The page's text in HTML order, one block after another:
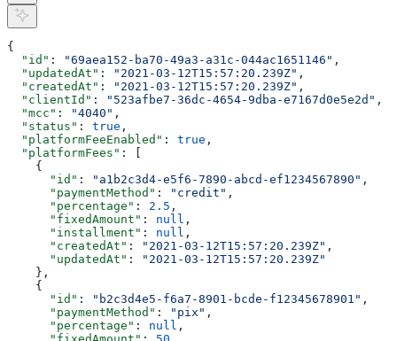
{
  "id"
: "69aea152-ba70-49a3-a31c-044ac1651146" ,
  "updatedAt"
: "2021-03-12T15:57:20.239Z" ,
  "createdAt"
: "2021-03-12T15:57:20.239Z" ,
  "clientId"
: "523afbe7-36dc-4654-9dba-e7167d0e5e2d" ,
  "mcc"
: "4040" ,
  "status"
: true ,
  "platformFeeEnabled"
: true ,
  "platformFees"
: [
    {
      "id"
: "a1b2c3d4-e5f6-7890-abcd-ef1234567890" ,
      "paymentMethod"
: "credit" ,
      "percentage"
: 2.5 ,
      "fixedAmount"
: null ,
      "installment"
: null ,
      "createdAt"
: "2021-03-12T15:57:20.239Z" ,
      "updatedAt"
:
"2021-03-12T15:57:20.239Z"
    },
    {
      "id"
: "b2c3d4e5-f6a7-8901-bcde-f12345678901" ,
      "paymentMethod"
: "pix" ,
      "percentage"
: null ,